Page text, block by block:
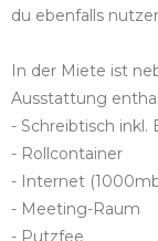
du ebenfalls
In der Miete ist
Ausstattung
- Schreibtisch inkl.
- Rollcontainer
- Internet
- Meeting-Raum
- Putzfee